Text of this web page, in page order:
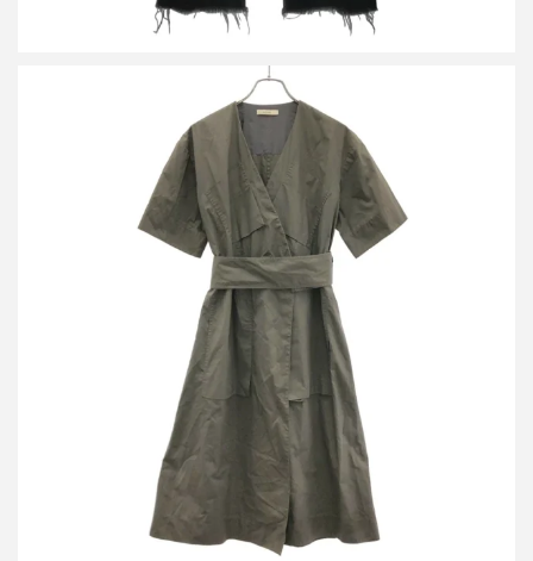
セリーヌ フィービーファイロ コットンベルテッドラップワンピー
ス 2 6AF9/326B
詳しく見る